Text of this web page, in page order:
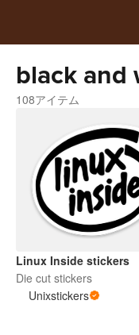
black and
108アイテム
Linux Inside stickers
Die cut stickers
Unixstickers